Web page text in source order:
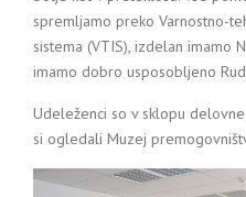
spremljamo preko Varnostno-
sistema (VTIS), izdelan imamo
imamo dobro usposobljeno
Udeleženci so v sklopu
si ogledali Muzej